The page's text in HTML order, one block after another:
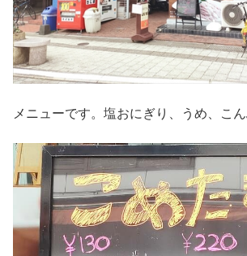
メニューです。塩おにぎり、うめ、こん